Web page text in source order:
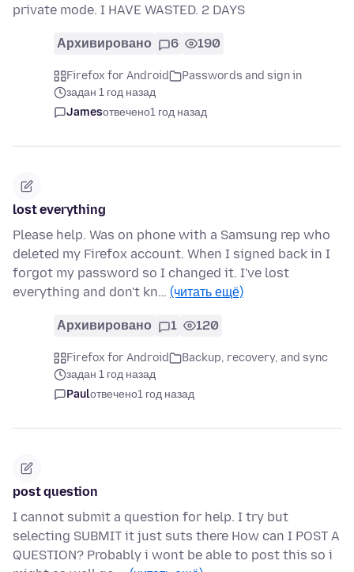
private mode. I HAVE WASTED. 2 DAYS
Архивировано 6 190
Firefox for Android
Passwords and sign in
задан 1 год назад
Jamesотвечено1 год назад
lost everything
Please help. Was on phone with a Samsung rep who
deleted my Firefox account. When I signed back in I
forgot my password so I changed it. I've lost
everything and don't kn… (читать ещё)
Архивировано 1 120
Firefox for Android
Backup, recovery, and sync
задан 1 год назад
Paulотвечено1 год назад
post question
I cannot submit a question for help. I try but
selecting SUBMIT it just suts there How can I POST A
QUESTION? Probably i wont be able to post this so i